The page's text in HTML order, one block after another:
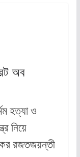
অব
হত্যা ও
নিয়ে
রজতজয়ন্তী